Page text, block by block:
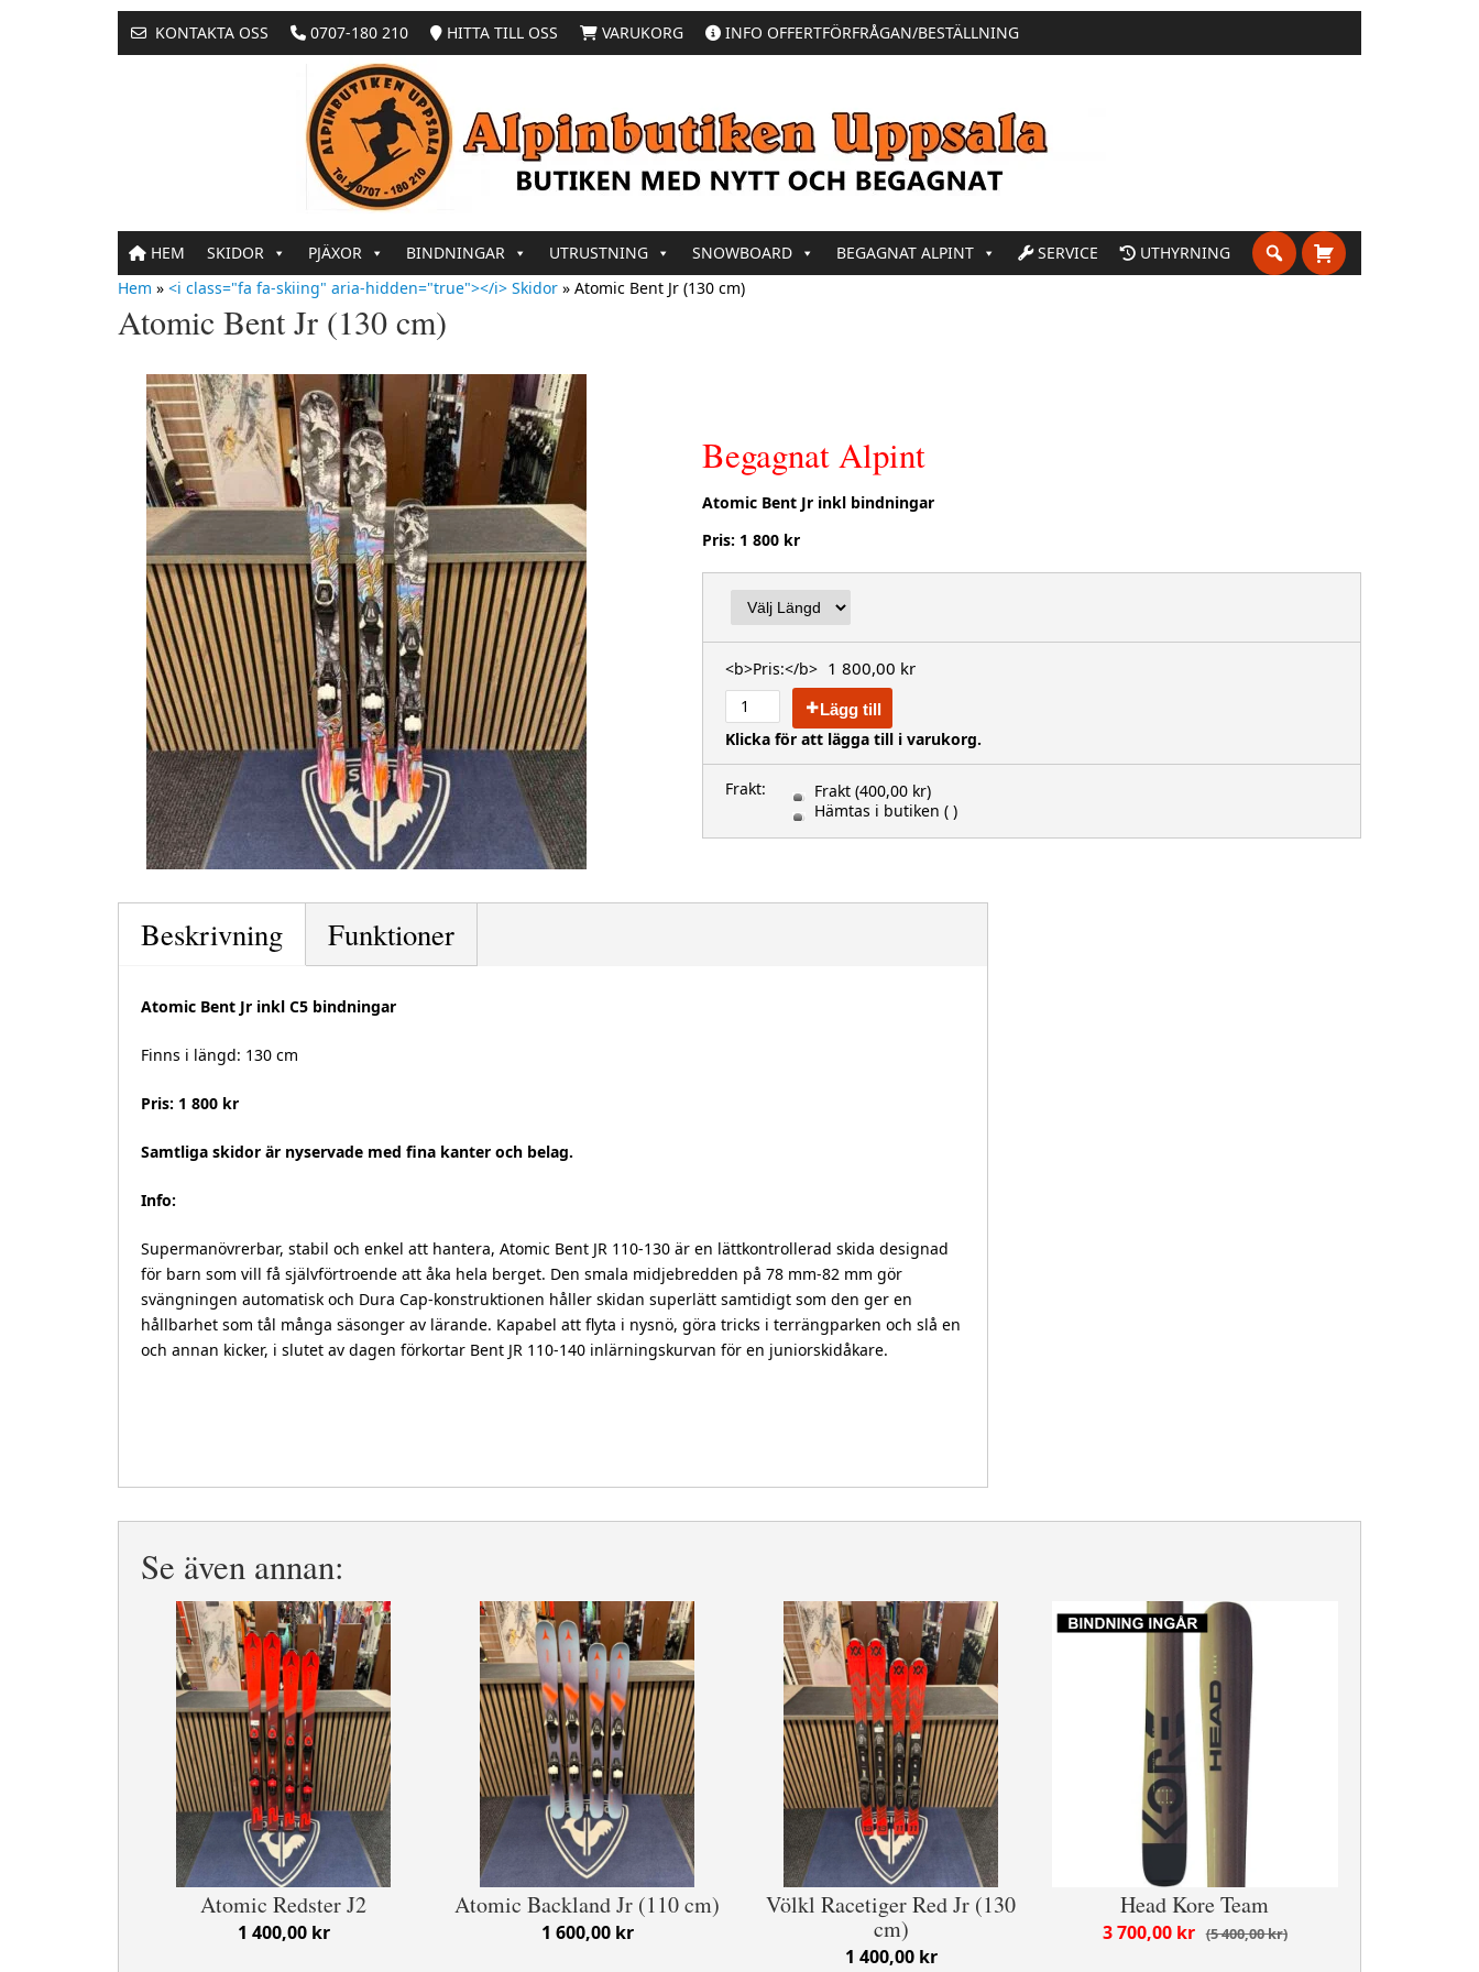
KONTAKTA OSS 0707-180 210 HITTA TILL OSS VARUKORG INFO OFFERTFÖRFRÅGAN/BESTÄLLNING
HEM SKIDOR PJÄXOR BINDNINGAR UTRUSTNING SNOWBOARD BEGAGNAT ALPINT SERVICE
UTHYRNING
Hem » <i class="fa fa-skiing" aria-hidden="true"></i> Skidor » Atomic Bent Jr (130 cm)
Atomic Bent Jr (130 cm)
Begagnat Alpint
Atomic Bent Jr inkl bindningar
Pris: 1 800 kr
<b>Pris:</b> 1 800,00 kr
Lägg till
Klicka för att lägga till i varukorg.
Frakt: Frakt (400,00 kr)
Hämtas i butiken ( )
Beskrivning Funktioner
Atomic Bent Jr inkl C5 bindningar
Finns i längd: 130 cm
Pris: 1 800 kr
Samtliga skidor är nyservade med fina kanter och belag.
Info:
Supermanövrerbar, stabil och enkel att hantera, Atomic Bent JR 110-130 är en lättkontrollerad skida designad
för barn som vill få självförtroende att åka hela berget. Den smala midjebredden på 78 mm-82 mm gör
svängningen automatisk och Dura Cap-konstruktionen håller skidan superlätt samtidigt som den ger en
hållbarhet som tål många säsonger av lärande. Kapabel att flyta i nysnö, göra tricks i terrängparken och slå en
och annan kicker, i slutet av dagen förkortar Bent JR 110-140 inlärningskurvan för en juniorskidåkare.
Se även annan:
Atomic Redster J2
1 400,00 kr
Atomic Backland Jr (110 cm)
1 600,00 kr
Völkl Racetiger Red Jr (130
cm)
1 400,00 kr
Head Kore Team
5 400,00 kr
3 700,00 kr